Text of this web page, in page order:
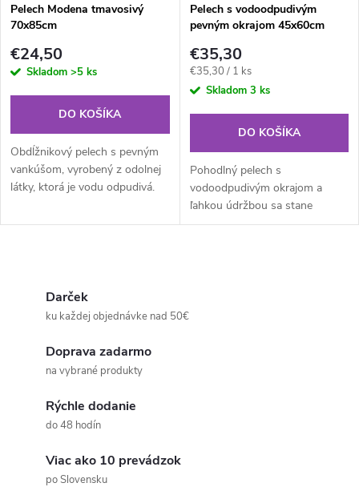
Pelech Modena tmavosivý
70x85cm
€24,50
Skladom >5 ks
DO KOŠÍKA
Obdĺžnikový pelech s pevným
vankúšom, vyrobený z odolnej
látky, ktorá je vodu odpudivá.
labkami, ktorý prináša hravosť a
Pelech s vodoodpudivým
pevným okrajom 45x60cm
€35,30
Jednotková
cena:
€35,30 / 1 ks
Skladom 3 ks
DO KOŠÍKA
Pohodlný pelech s
vodoodpudivým okrajom a
ľahkou údržbou sa stane
obľúbeným pelechom vášho
Darček
ku každej objednávke nad 50€
Doprava zadarmo
na vybrané produkty
Rýchle dodanie
do 48 hodín
Viac ako 10 prevádzok
po Slovensku